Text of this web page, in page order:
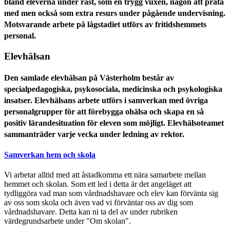
bland eleverna under rast, som en trygg vuxen, någon att prata
med men också som extra resurs under pågående undervisning.
Motsvarande arbete på lågstadiet utförs av fritidshemmets
personal.
Elevhälsan
Den samlade elevhälsan på Västerholm består av
specialpedagogiska, psykosociala, medicinska och psykologiska
insatser. Elevhälsans arbete utförs i samverkan med övriga
personalgrupper för att förebygga ohälsa och skapa en så
positiv lärandesituation för eleven som möjligt. Elevhälsoteamet
sammanträder varje vecka under ledning av rektor.
Samverkan hem och skola
Vi arbetar alltid med att åstadkomma ett nära samarbete mellan
hemmet och skolan. Som ett led i detta är det angeläget att
tydliggöra vad man som vårdnadshavare och elev kan förvänta sig
av oss som skola och även vad vi förväntar oss av dig som
vårdnadshavare. Detta kan ni ta del av under rubriken
värdegrundsarbete under "Om skolan".